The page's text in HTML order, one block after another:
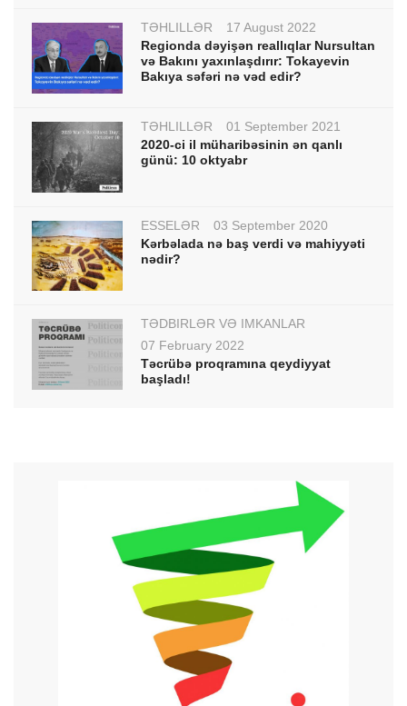
TƏHLİLLƏR
17 August 2022
Regionda dəyişən reallıqlar Nursultan
və Bakını yaxınlaşdırır: Tokayevin
Bakıya səfəri nə vəd edir?
TƏHLİLLƏR
01 September 2021
2020-ci il müharibəsinin ən qanlı
günü: 10 oktyabr
ESSELƏR
03 September 2020
Kərbəlada nə baş verdi və mahiyyəti
nədir?
TƏDBİRLƏR VƏ İMKANLAR
07 February 2022
Təcrübə proqramına qeydiyyat
başladı!